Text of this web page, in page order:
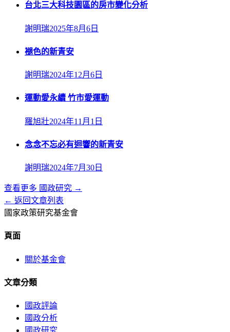
台北三大科技園區的房市變化分析
謝明瑞2025年8月6日
褪色的新青安
謝明瑞2024年12月6日
運動愛永續 竹市愛運動
羅旭壯2024年11月1日
念念不忘必有迴響的新青安
謝明瑞2024年7月30日
查看更多 國政研究 →
← 返回文章列表
國家政策研究基金會
頁面
關於基金會
文章分類
國政評論
國政分析